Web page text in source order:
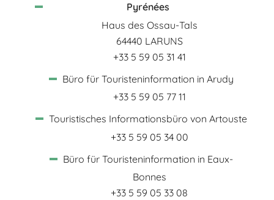
Pyrénées
Haus des Ossau-Tals
64440 LARUNS
+33 5 59 05 31 41
Büro für Touristeninformation in Arudy
+33 5 59 05 77 11
Touristisches Informationsbüro von Artouste
+33 5 59 05 34 00
Büro für Touristeninformation in Eaux-
Bonnes
+33 5 59 05 33 08